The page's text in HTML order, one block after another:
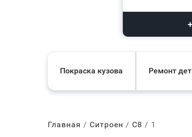
Покраска кузова Ремонт
Главная Ситроен С8 1